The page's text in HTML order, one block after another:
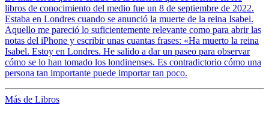
libros de conocimiento del medio fue un 8 de septiembre de 2022.
Estaba en Londres cuando se anunció la muerte de la reina Isabel.
Aquello me pareció lo suficientemente relevante como para abrir las
notas del iPhone y escribir unas cuantas frases: «Ha muerto la reina
Isabel. Estoy en Londres. He salido a dar un paseo para observar
cómo se lo han tomado los londinenses. Es contradictorio cómo una
persona tan importante puede importar tan poco.
Más de Libros